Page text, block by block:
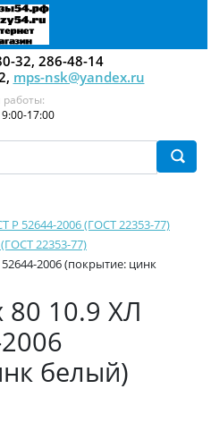
32, 286-48-14
mps-nsk@yandex.ru
17:00
Р 52644-2006 (ГОСТ 22353-77)
22353-77)
2006 (покрытие: цинк
80 10.9 ХЛ
белый)